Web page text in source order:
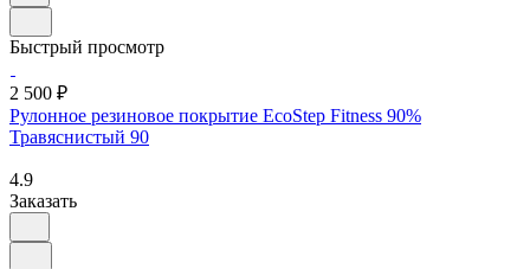
Быстрый просмотр
2 500 ₽
Рулонное резиновое покрытие EcoStep Fitness 90%
Травяснистый 90
4.9
Заказать